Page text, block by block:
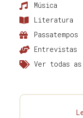
Música
Literatura
Passatempos
Entrevistas
Ver todas